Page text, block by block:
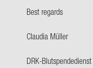
rif
ham­
Best re­gards
Clau­dia Mül­ler
DRK-​